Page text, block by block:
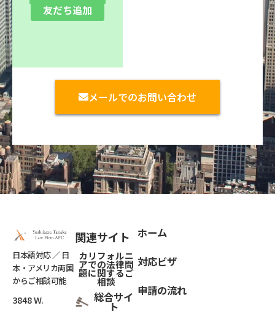
友だち追加
メールでのお問い合わせ
日本語対応 ／ 日
本・アメリカ両国
からご相談可能
3848 W.
関連サイト
カリフォルニ
アでの法律問
題に関するご
相談
総合サイ
ト
ホーム
対応ビザ
申請の流れ